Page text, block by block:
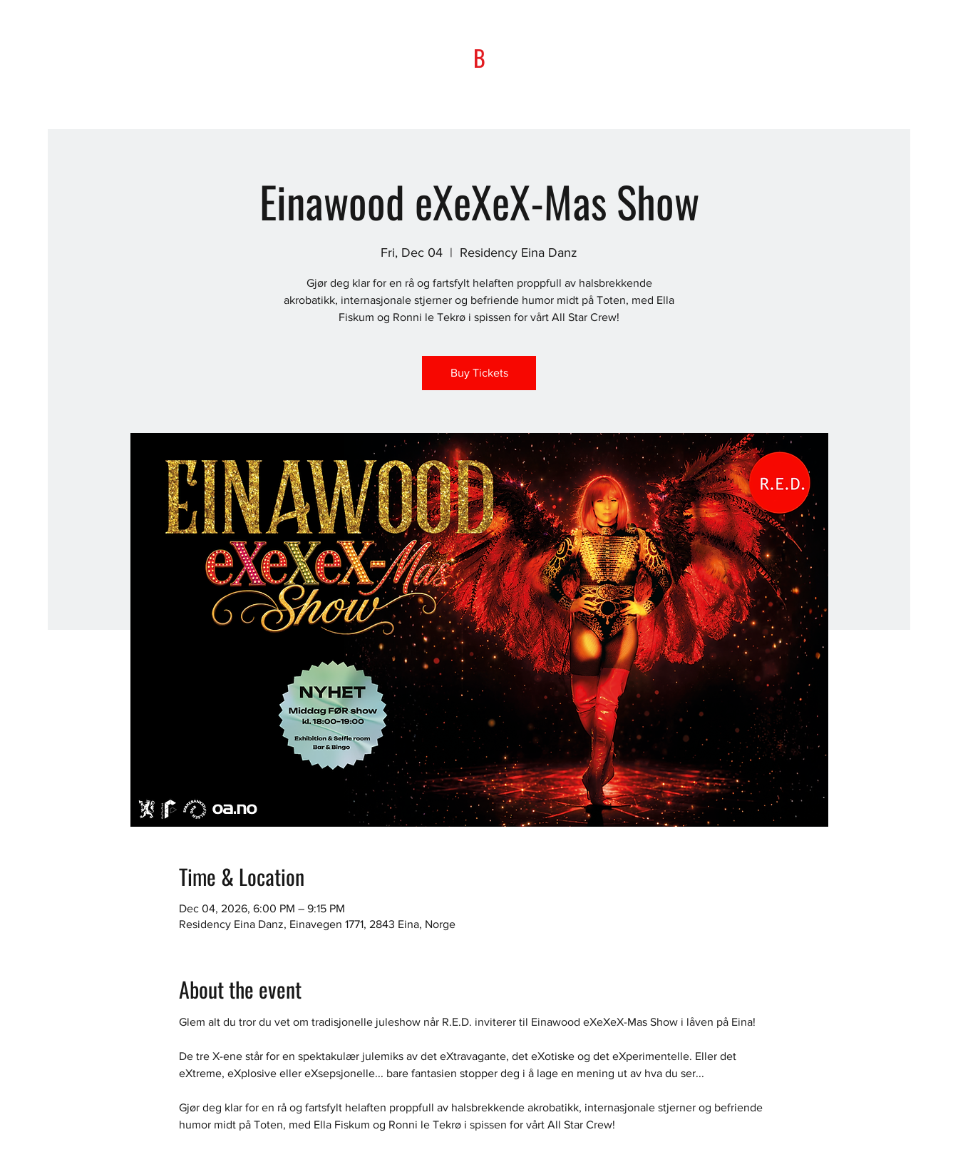
B
Einawood eXeXeX-Mas Show
Fri, Dec 04
  |
Residency Eina Danz
Gjør deg klar for en rå og fartsfylt helaften proppfull av halsbrekkende
akrobatikk, internasjonale stjerner og befriende humor midt på Toten, med Ella
Fiskum og Ronni le Tekrø i spissen for vårt All Star Crew!
Buy Tickets
Time & Location
Dec 04, 2026, 6:00 PM – 9:15 PM
Residency Eina Danz, Einavegen 1771, 2843 Eina, Norge
About the event
Glem alt du tror du vet om tradisjonelle juleshow når R.E.D. inviterer til Einawood eXeXeX-Mas Show i låven på Eina!
De tre X-ene står for en spektakulær julemiks av det eXtravagante, det eXotiske og det eXperimentelle. Eller det
eXtreme, eXplosive eller eXsepsjonelle... bare fantasien stopper deg i å lage en mening ut av hva du ser...
Gjør deg klar for en rå og fartsfylt helaften proppfull av halsbrekkende akrobatikk, internasjonale stjerner og befriende
humor midt på Toten, med Ella Fiskum og Ronni le Tekrø i spissen for vårt All Star Crew!